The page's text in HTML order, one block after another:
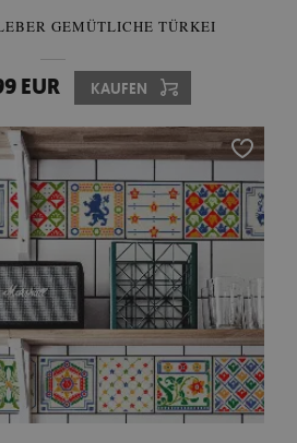
GEMÜTLICHE TÜRKEI
EUR KAUFEN